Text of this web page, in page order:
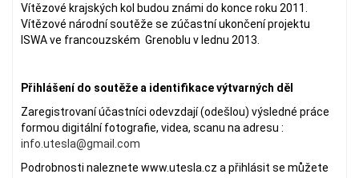
Vítězové krajských kol budou známi do konce roku 2011.
Vítězové národní soutěže se zúčastní ukončení projektu
ISWA ve francouzském Grenoblu v lednu 2013.
Přihlášení do soutěže a identifikace výtvarných děl
Zaregistrovaní účastníci odevzdají (odešlou) výsledné práce
formou digitální fotografie, videa, scanu na adresu :
info.utesla@gmail.com
Podrobnosti naleznete www.utesla.cz a přihlásit se můžete